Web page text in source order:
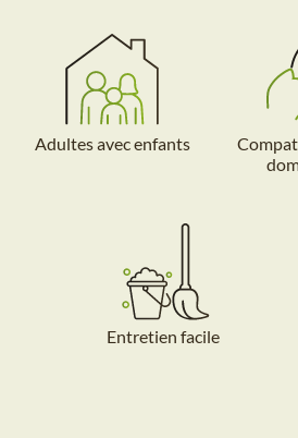
Adultes avec enfants
Entretien facile